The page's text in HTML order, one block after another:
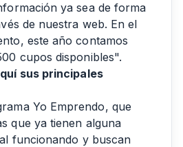
ya sea de forma
de nuestra web. En el
este año contamos
cupos disponibles".
sus principales
Yo Emprendo, que
que ya tienen alguna
funcionando y buscan